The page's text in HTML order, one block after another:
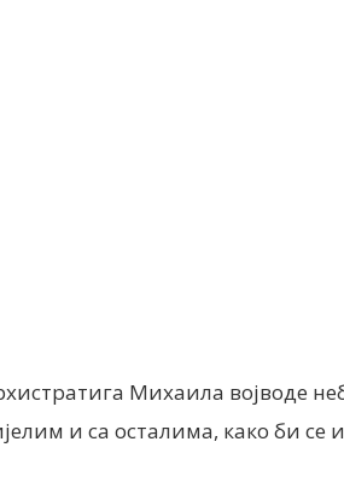
Михаила војводе
и са осталима, како би се